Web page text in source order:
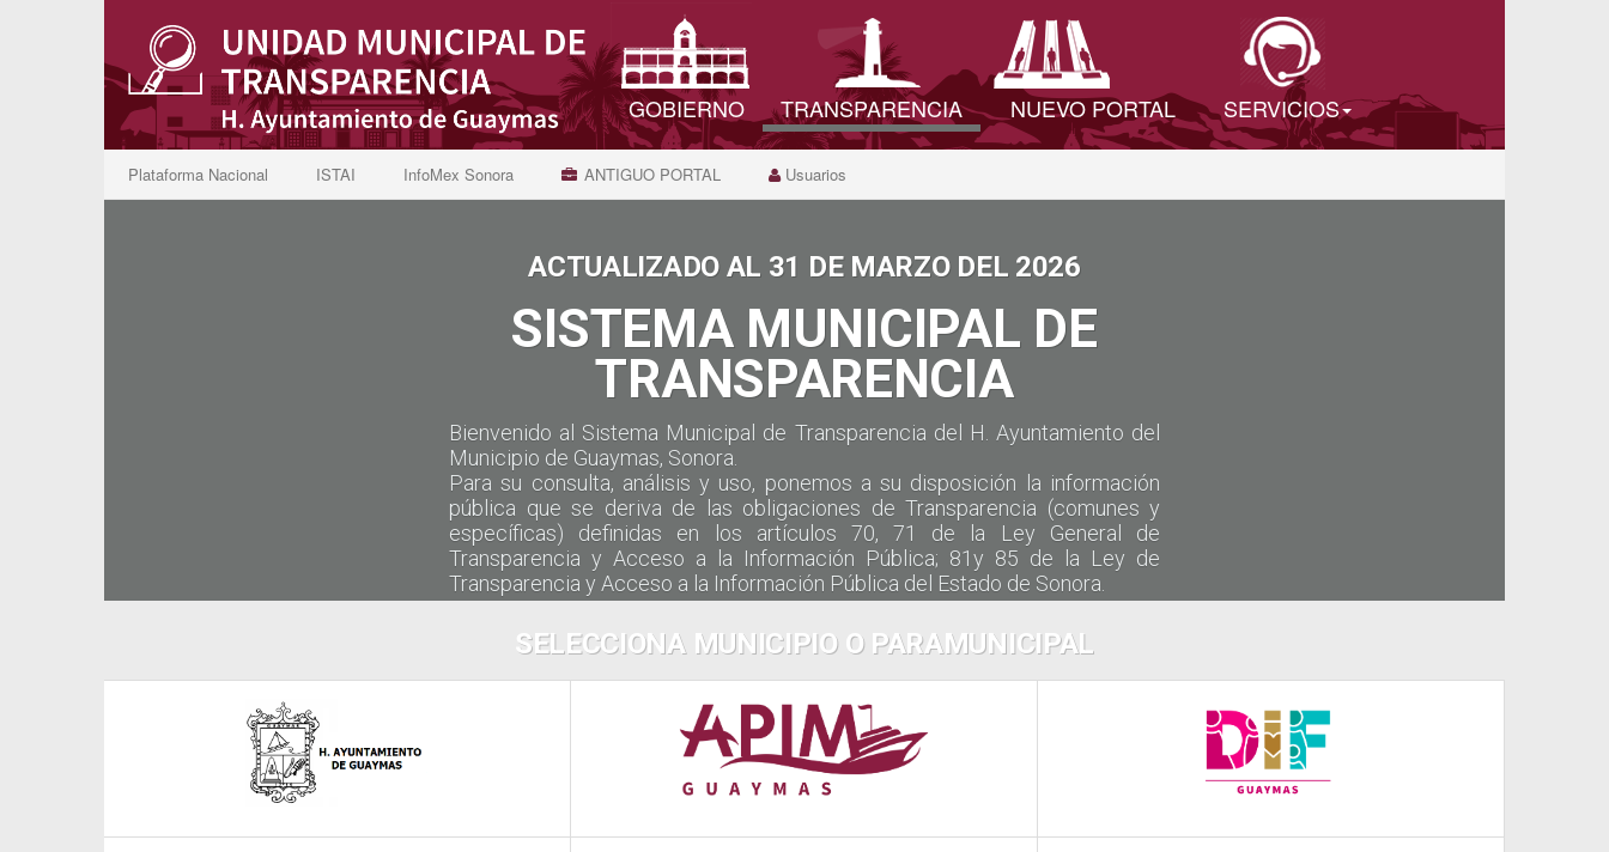
GOBIERNO TRANSPARENCIA NUEVO PORTAL SERVICIOS
Plataforma Nacional ISTAI InfoMex Sonora ANTIGUO PORTAL Usuarios
ACTUALIZADO AL 31 DE MARZO DEL 2026
SISTEMA MUNICIPAL DE
TRANSPARENCIA
Bienvenido al Sistema Municipal de Transparencia del H. Ayuntamiento del
Municipio de Guaymas, Sonora.
Para su consulta, análisis y uso, ponemos a su disposición la información
pública que se deriva de las obligaciones de Transparencia (comunes y
específicas) definidas en los artículos 70, 71 de la Ley General de
Transparencia y Acceso a la Información Pública; 81y 85 de la Ley de
Transparencia y Acceso a la Información Pública del Estado de Sonora.
SELECCIONA MUNICIPIO O PARAMUNICIPAL